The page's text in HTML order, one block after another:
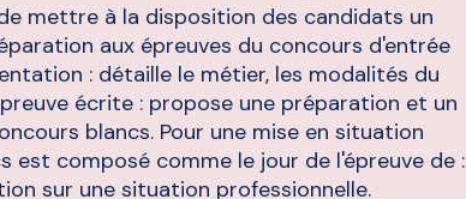
mettre à la disposition des candidats un
aux épreuves du concours d'entrée
: détaille le métier, les modalités du
écrite : propose une préparation et un
blancs. Pour une mise en situation
est composé comme le jour de l'épreuve de :
sur une situation professionnelle.